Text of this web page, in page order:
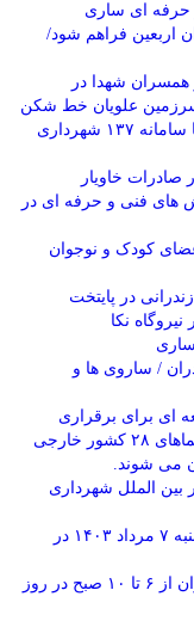
اربعین فراهم شود/
همسران شهدا در
سرزمین علویان خط شکن
تماس بیش از ۶ هزار نفر از شهروندان با سامانه ۱۳۷ شهرداری
صادرات خاویار
از آموزش های فنی و حرفه ای در
کودک و نوجوان
در پایتخت
/ ساروی ها و
ای برای برقراری
سفرهای خارجی آماده شده است / هواپیماهای ۲۸ کشور خارجی
می شوند.
بین الملل شهرداری
تعطیلی مراکز دولتی و بانک ها فردا یکشنبه ۷ مرداد ۱۴۰۳ در
ساعت کار ادارات و مراکز دولتی مازندران از ۶ تا ۱۰ صبح در روز